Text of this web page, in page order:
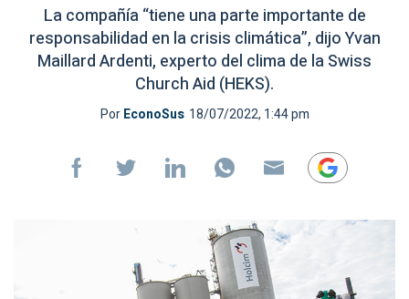
La compañía “tiene una parte importante de
responsabilidad en la crisis climática”, dijo Yvan
Maillard Ardenti, experto del clima de la Swiss
Church Aid (HEKS).
PorEconoSus 18/07/2022, 1:44 pm